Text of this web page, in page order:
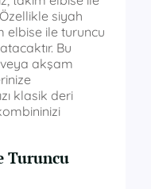
siyah
elbise ile turuncu
Bu
akşam
klasik deri
Turuncu